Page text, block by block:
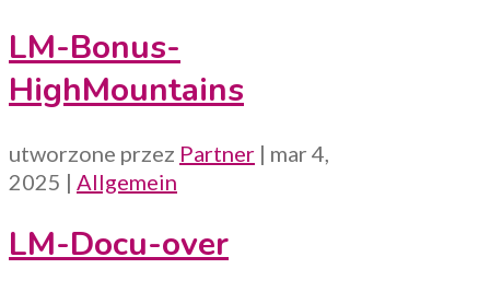
LM-Bonus-
HighMountains
utworzone przez Partner | mar 4,
2025 | Allgemein
LM-Docu-over